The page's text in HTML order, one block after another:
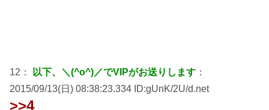
12： 以下、＼(^o^)／でVIPがお送りします ：
2015/09/13(日) 08:38:23.334 ID:gUnK/2U/d.net
>>4